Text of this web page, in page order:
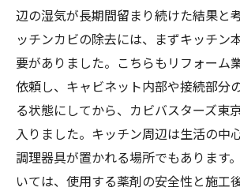
辺の湿気が長期間留まり続けた結果と
ッチンカビの除去には、まずキッチン
要がありました。こちらもリフォーム
依頼し、キャビネット内部や接続部分
る状態にしてから、カビバスターズ東
入りました。キッチン周辺は生活の中
調理器具が置かれる場所でもあります
いては、使用する薬剤の安全性と施工